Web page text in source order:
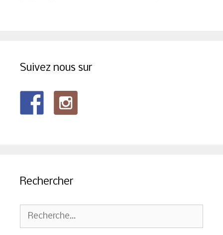
Suivez nous sur
Rechercher
Rechercher :